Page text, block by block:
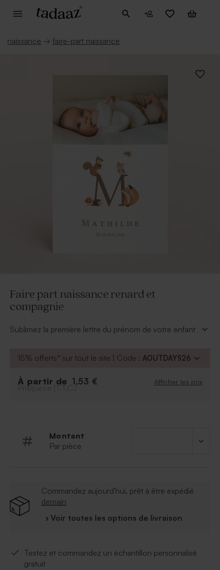
naissance → faire-part naissance
Faire part naissance renard et
compagnie
Sublimez la première lettre du prénom de votre enfant
À personnaliser :
Informations essentielles du faire part : Prénom
Couleur de la police
Ajouter le symbole de votre choix grâce à notre
Qualité du papier : papier cartonné épais. Finition
naturel.
Format :11*17
15% offerts* sur tout le site | Code : AOUTDAYS26
À partir de 1,53 € Afficher les prix
Prix/pièce (T.T.C.)
Montant
Par pièce
Commandez aujourd'hui, prêt à être expédié
demain
› Voir toutes les options de livraison
Testez et commandez un échantillon personnalisé
gratuit